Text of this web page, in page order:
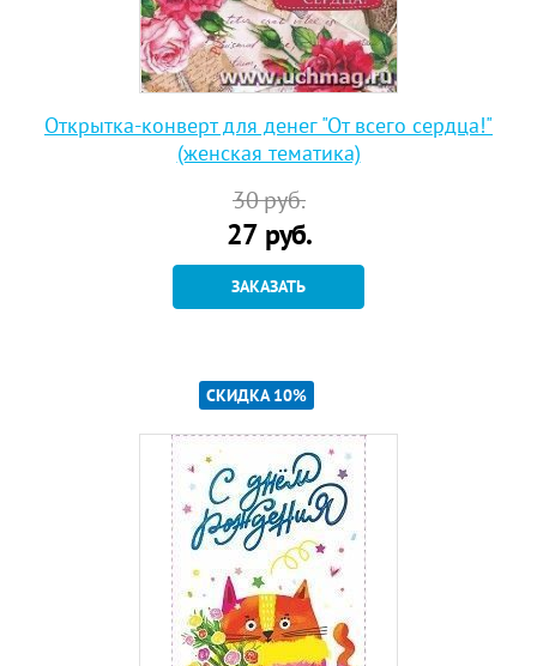
Открытка-конверт для денег "От всего сердца!"
(женская тематика)
30руб.
27руб.
ЗАКАЗАТЬ
СКИДКА 10%